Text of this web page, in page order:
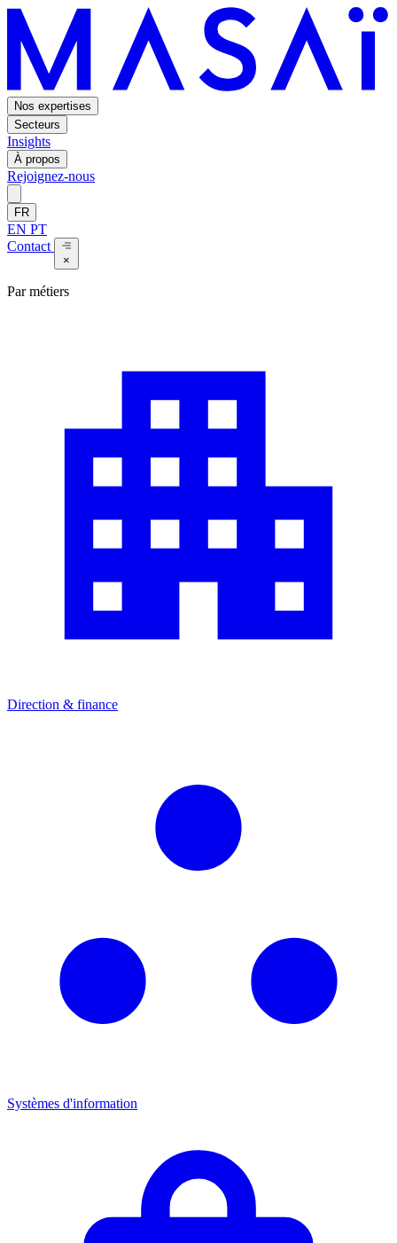
Nos expertises
Secteurs
Insights
À propos
Rejoignez-nous
FR
EN PT
Contact
×
Par métiers
Direction & finance
Systèmes d'information